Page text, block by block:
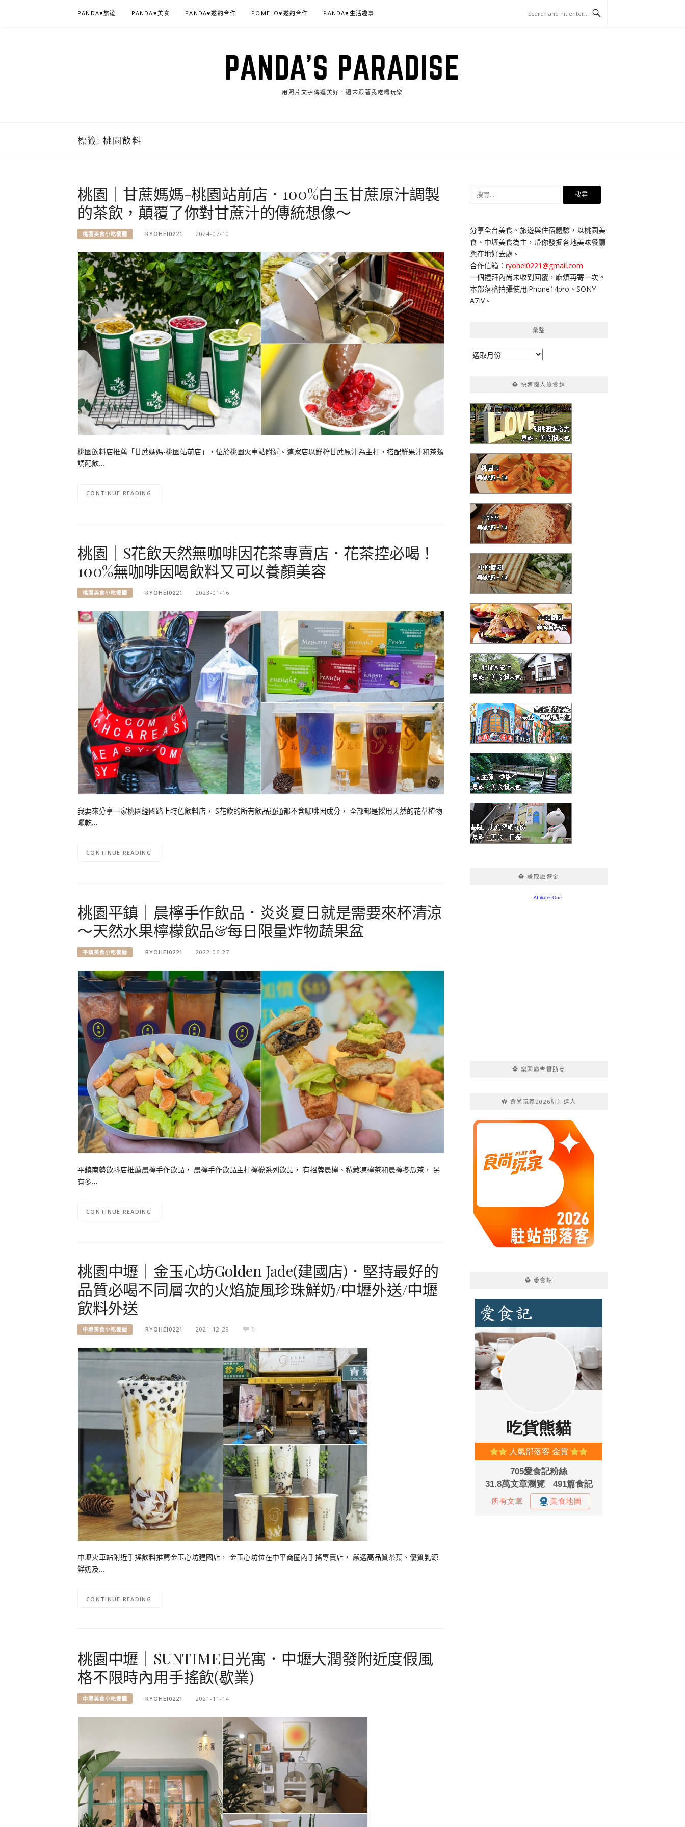
PANDA♥旅遊 PANDA♥美食 PANDA♥邀約合作 POMELO♥邀約合作 PANDA♥生活趣事
PANDA'S PARADISE
用照片文字傳遞美好．週末跟著我吃喝玩樂
標籤: 桃園飲料
桃園｜甘蔗媽媽-桃園站前店．100%白玉甘蔗原汁調製
的茶飲，顛覆了你對甘蔗汁的傳統想像～
桃園美食小吃餐廳 RYOHEI0221 2024-07-10
桃園飲料店推薦「甘蔗媽媽-桃園站前店」，位於桃園火車站附近。這家店以鮮榨甘蔗原汁為主打，搭配鮮果汁和茶類
調配飲…
CONTINUE READING
桃園｜S花飲天然無咖啡因花茶專賣店．花茶控必喝！
100%無咖啡因喝飲料又可以養顏美容
桃園美食小吃餐廳 RYOHEI0221 2023-01-16
我要來分享一家桃園經國路上特色飲料店， S花飲的所有飲品通通都不含咖啡因成分， 全部都是採用天然的花草植物
曬乾…
CONTINUE READING
桃園平鎮｜晨檸手作飲品．炎炎夏日就是需要來杯清涼
～天然水果檸檬飲品&每日限量炸物蔬果盆
平鎮美食小吃餐廳 RYOHEI0221 2022-06-27
平鎮南勢飲料店推薦晨檸手作飲品， 晨檸手作飲品主打檸檬系列飲品， 有招牌晨檸、私藏凍檸茶和晨檸冬瓜茶， 另
有多…
CONTINUE READING
桃園中壢｜金玉心坊Golden Jade(建國店)．堅持最好的
品質必喝不同層次的火焰旋風珍珠鮮奶/中壢外送/中壢
飲料外送
中壢美食小吃餐廳 RYOHEI0221 2021-12-29 1
中壢火車站附近手搖飲料推薦金玉心坊建國店， 金玉心坊位在中平商圈內手搖專賣店， 嚴選高品質茶葉、優質乳源
鮮奶及…
CONTINUE READING
桃園中壢｜SUNTIME日光寓．中壢大潤發附近度假風
格不限時內用手搖飲(歇業)
中壢美食小吃餐廳 RYOHEI0221 2021-11-14
鍵
字:
分享全台美食、旅遊與住宿體驗，以桃園美
食、中壢美食為主，帶你發掘各地美味餐廳
與在地好去處。
合作信箱： ryohei0221@gmail.com
一個禮拜內尚未收到回覆，麻煩再寄一次。
本部落格拍攝使用iPhone14pro、SONY
A7IV。
彙整
彙
✿ 快速懶人旅食趣
✿ 賺取旅遊金
✿ 樂園廣告贊助商
✿ 食尚玩家2026駐站達人
✿ 愛食記